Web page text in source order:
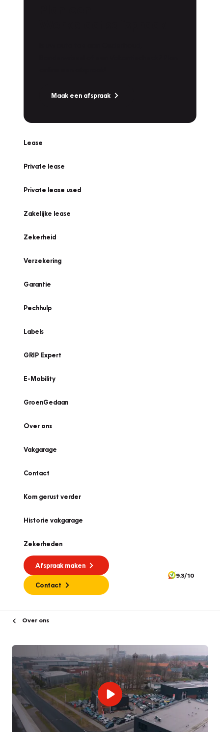
Maak een afspraak
Lease
Private lease
Private lease used
Zakelijke lease
Zekerheid
Verzekering
Garantie
Pechhulp
Labels
GRIP Expert
E-Mobility
GroenGedaan
Over ons
Vakgarage
Contact
Kom gerust verder
Historie vakgarage
Zekerheden
Afspraak maken
Contact
9.3/10
Over ons